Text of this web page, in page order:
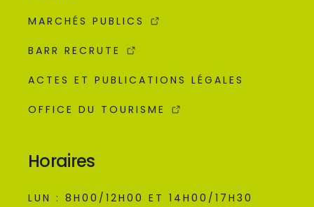
MARCHÉS PUBLICS
BARR RECRUTE
ACTES ET PUBLICATIONS LÉGALES
OFFICE DU TOURISME
Horaires
LUN : 8H00/12H00 ET 14H00/17H30